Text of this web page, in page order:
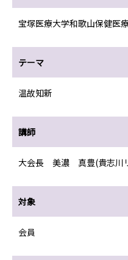
宝塚医療大学和歌山保健医
テーマ
温故知新
講師
大会長 美濃 真豊(貴志川
対象
会員